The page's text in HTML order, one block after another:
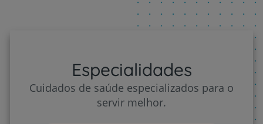
Especialidades
Cuidados de saúde especializados para o
servir melhor.